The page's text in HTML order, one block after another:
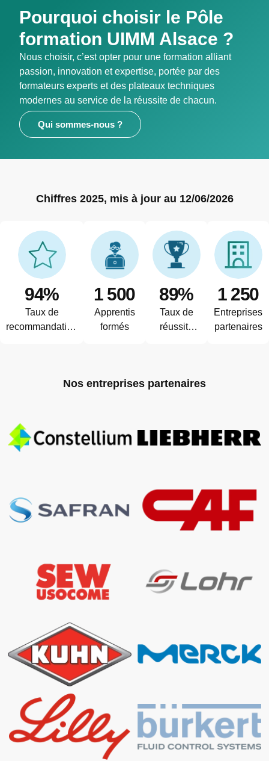
Pourquoi choisir le Pôle
formation UIMM Alsace ?
Nous choisir, c’est opter pour une formation alliant
passion, innovation et expertise, portée par des
formateurs experts et des plateaux techniques
modernes au service de la réussite de chacun.
Qui sommes-nous ?
Chiffres 2025, mis à jour au 12/06/2026
94%
Taux de
recommandation
1 500
Apprentis
formés
89%
Taux de
réussite
apprentis
1 250
Entreprises
partenaires
Nos entreprises partenaires